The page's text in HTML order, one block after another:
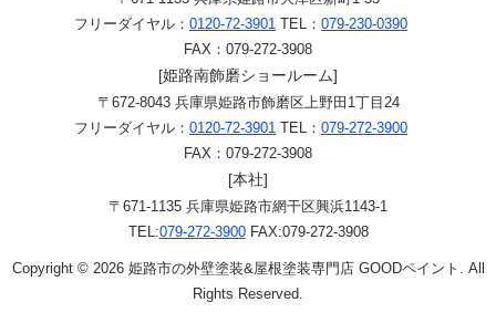
フリーダイヤル： 0120-72-3901 TEL： 079-230-0390
FAX：079-272-3908
[姫路南飾磨ショールーム]
〒672-8043 兵庫県姫路市飾磨区上野田1丁目24
フリーダイヤル： 0120-72-3901 TEL： 079-272-3900
FAX：079-272-3908
[本社]
〒671-1135 兵庫県姫路市網干区興浜1143-1
TEL:079-272-3900FAX:079-272-3908
Copyright © 2026 姫路市の外壁塗装&屋根塗装専門店 GOODペイント. All
Rights Reserved.